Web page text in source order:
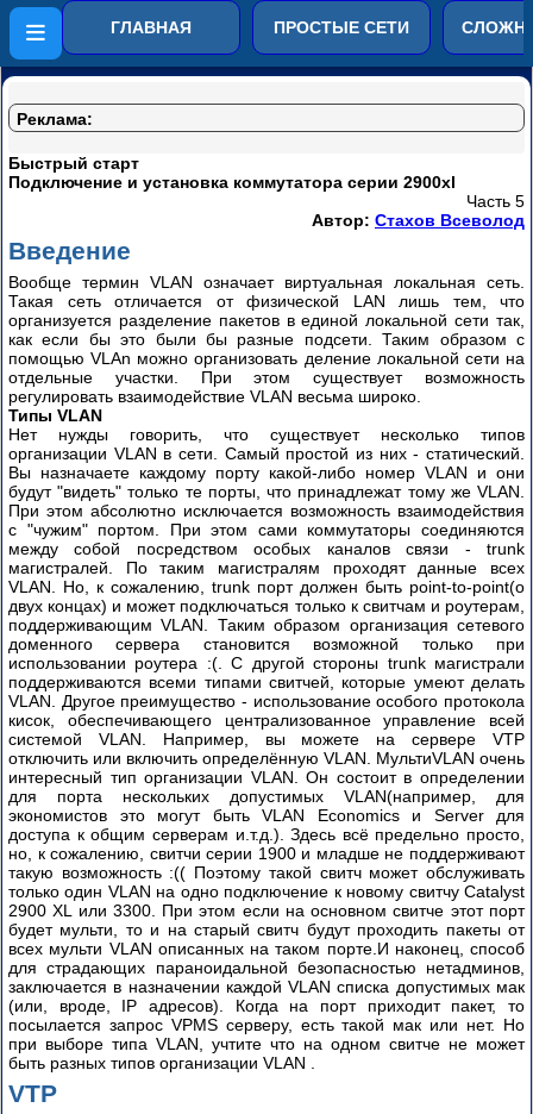
Компьютерные сети от
простого к сложному
ГЛАВНАЯ ПРОСТЫЕ СЕТИ
Реклама:
Быстрый старт
Подключение и установка коммутатора серии 2900xl
Часть 5
Автор: Стахов Всеволод
Введение
Вообще термин VLAN означает виртуальная локальная сеть.
Такая сеть отличается от физической LAN лишь тем, что
организуется разделение пакетов в единой локальной сети так,
как если бы это были бы разные подсети. Таким образом с
помощью VLAn можно организовать деление локальной сети на
отдельные участки. При этом существует возможность
регулировать взаимодействие VLAN весьма широко.
Типы VLAN
Нет нужды говорить, что существует несколько типов
организации VLAN в сети. Самый простой из них - статический.
Вы назначаете каждому порту какой-либо номер VLAN и они
будут "видеть" только те порты, что принадлежат тому же VLAN.
При этом абсолютно исключается возможность взаимодействия
с "чужим" портом. При этом сами коммутаторы соединяются
между собой посредством особых каналов связи - trunk
магистралей. По таким магистралям проходят данные всех
VLAN. Но, к сожалению, trunk порт должен быть point-to-point(о
двух концах) и может подключаться только к свитчам и роутерам,
поддерживающим VLAN. Таким образом организация сетевого
доменного сервера становится возможной только при
использовании роутера :(. С другой стороны trunk магистрали
поддерживаются всеми типами свитчей, которые умеют делать
VLAN. Другое преимущество - использование особого протокола
кисок, обеспечивающего централизованное управление всей
системой VLAN. Например, вы можете на сервере VTP
отключить или включить определённую VLAN. МультиVLAN очень
интересный тип организации VLAN. Он состоит в определении
для порта нескольких допустимых VLAN(например, для
экономистов это могут быть VLAN Economics и Server для
доступа к общим серверам и.т.д.). Здесь всё предельно просто,
но, к сожалению, свитчи серии 1900 и младше не поддерживают
такую возможность :(( Поэтому такой свитч может обслуживать
только один VLAN на одно подключение к новому свитчу Catalyst
2900 XL или 3300. При этом если на основном свитче этот порт
будет мульти, то и на старый свитч будут проходить пакеты от
всех мульти VLAN описанных на таком порте.И наконец, способ
для страдающих параноидальной безопасностью нетадминов,
заключается в назначении каждой VLAN списка допустимых мак
(или, вроде, IP адресов). Когда на порт приходит пакет, то
посылается запрос VPMS серверу, есть такой мак или нет. Но
при выборе типа VLAN, учтите что на одном свитче не может
быть разных типов организации VLAN .
VTP
Пример
развития
сети
Часть
1
2
Часть
3
Конфигурация
Cisco
Catalyst
2900-
3500XL
через
веб-
интерфейс
и
терминал
Часть
1
Часть
2
Часть
3
Часть
4
Часть
5
Нормы
численности
по
обслуживанию
сети
Часть
1
Часть
2